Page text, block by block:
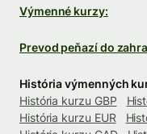
Výmenné kurzy:
Prevod peňazí do
História výmenných
História kurzu GBP
História kurzu EUR